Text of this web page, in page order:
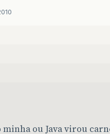
minha ou Java virou